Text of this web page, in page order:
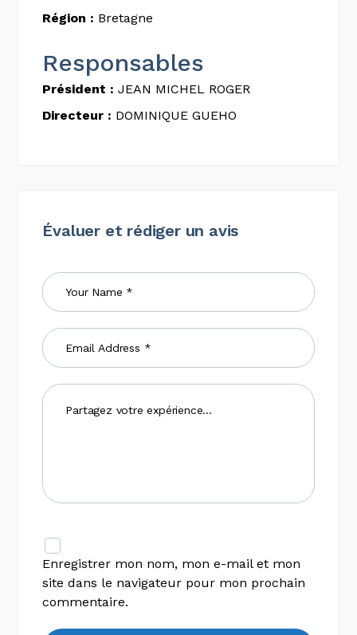
Région : Bretagne
Responsables
Président : JEAN MICHEL ROGER
Directeur : DOMINIQUE GUEHO
Évaluer et rédiger un avis
Enregistrer mon nom, mon e-mail et mon
site dans le navigateur pour mon prochain
commentaire.